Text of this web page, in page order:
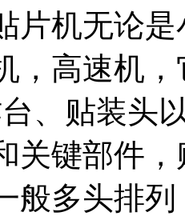
片机无论
，高速机
、贴装头
关键部件
般多头排